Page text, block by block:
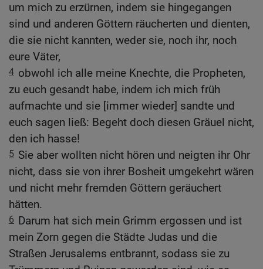
um mich zu erzürnen, indem sie hingegangen
sind und anderen Göttern räucherten und dienten,
die sie nicht kannten, weder sie, noch ihr, noch
eure Väter,
4 obwohl ich alle meine Knechte, die Propheten,
zu euch gesandt habe, indem ich mich früh
aufmachte und sie [immer wieder] sandte und
euch sagen ließ: Begeht doch diesen Gräuel nicht,
den ich hasse!
5 Sie aber wollten nicht hören und neigten ihr Ohr
nicht, dass sie von ihrer Bosheit umgekehrt wären
und nicht mehr fremden Göttern geräuchert
hätten.
6 Darum hat sich mein Grimm ergossen und ist
mein Zorn gegen die Städte Judas und die
Straßen Jerusalems entbrannt, sodass sie zu